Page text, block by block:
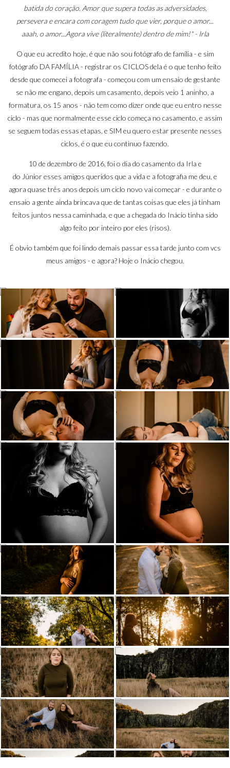
batida do coração. Amor que supera todas as adversidades,
persevera e encara com coragem tudo que vier, porque o amor...
aaah, o amor...Agora vive (literalmente) dentro de mim!" - Irla
O que eu acredito hoje, é que não sou fotógrafo de família - e sim
fotógrafo DA FAMÍLIA - registrar os CICLOS dela é o que tenho feito
desde que comecei a fotografa - começou com um ensaio de gestante
se não me engano, depois um casamento, depois veio 1 aninho, a
formatura, os 15 anos - não tem como dizer onde que eu entro nesse
ciclo - mas que normalmente esse ciclo começa no casamento, e assim
se seguem todas essas etapas, e SIM eu quero estar presente nesses
ciclos, é o que eu continuo fazendo.
10 de dezembro de 2016, foi o dia do casamento da Irla e
do Júnioresses amigos queridos que a vida e a fotografia me deu, e
agora quase três anos depois um ciclo novo vai começar - e durante o
ensaio a gente ainda brincava que de tantas coisas que eles já tinham
feitos juntos nessa caminhada, e que a chegada do Inácio tinha sido
algo feito por inteiro por eles (risos).
É obvio também que foi lindo demais passar essa tarde junto com vcs
meus amigos - e agora? Hoje o Inácio chegou.